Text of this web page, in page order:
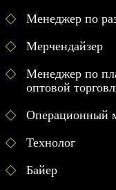
Менеджер по
Мерчендайзер
Менеджер по
оптовой
Операционный
Технолог
Байер